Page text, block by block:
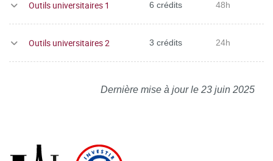
Outils universitaires 1 6 crédits 48h
Outils universitaires 2 3 crédits 24h
Dernière mise à jour le 23 juin 2025